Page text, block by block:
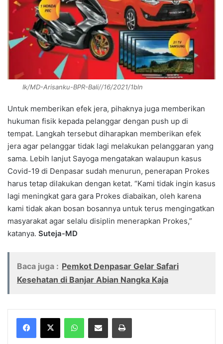
Ik/MD-Arisanku-BPR-Bali//16/2021/1bln
Untuk memberikan efek jera, pihaknya juga memberikan
hukuman fisik kepada pelanggar dengan push up di
tempat. Langkah tersebut diharapkan memberikan efek
jera agar pelanggar tidak lagi melakukan pelanggaran yang
sama. Lebih lanjut Sayoga mengatakan walaupun kasus
Covid-19 di Denpasar sudah menurun, penerapan Prokes
harus tetap dilakukan dengan ketat. “Kami tidak ingin kasus
lagi meningkat gara gara Prokes diabaikan, oleh karena
kami tidak akan bosan bosannya untuk terus mengingatkan
masyarakat agar selalu disiplin menerapkan Prokes,”
katanya. Suteja-MD
Baca juga : Pemkot Denpasar Gelar Safari
Kesehatan di Banjar Abian Nangka Kaja
WhatsAppShare via Email Print